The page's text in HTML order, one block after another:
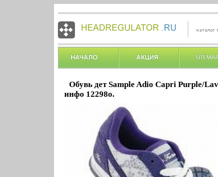
Обувь дет Sample Adio Capri Purple/
инфо 12298o.